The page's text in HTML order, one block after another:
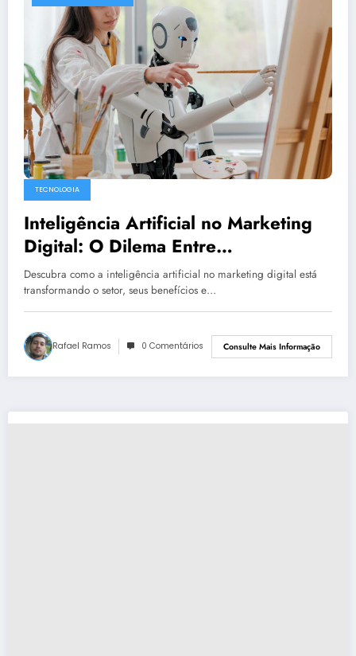
TECNOLOGIA
Inteligência Artificial no Marketing
Digital: O Dilema Entre
Popularização e Perda de
Diferenciação
Descubra como a inteligência artificial no marketing digital está
transformando o setor, seus benefícios e…
Rafael Ramos 0 Comentários Consulte Mais Informação